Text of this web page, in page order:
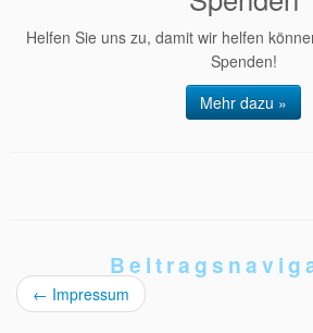
Helfen Sie uns zu, damit wir helfen
Spenden!
Mehr dazu »
← Impressum